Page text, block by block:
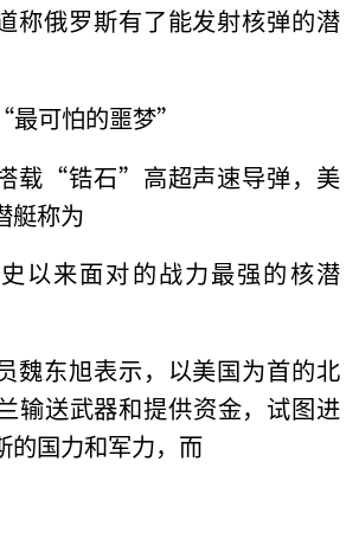
称俄罗斯有了能发射核弹的潜
可怕的噩梦”
载“锆石”高超声速导弹，美
艇称为
以来面对的战力最强的核潜
魏东旭表示，以美国为首的北
输送武器和提供资金，试图进
的国力和军力，而